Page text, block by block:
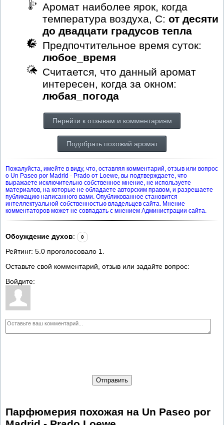
Аромат наиболее ярок, когда
температура воздуха, С: от десяти
до двадцати градусов тепла
Предпочтительное время суток:
любое_время
Считается, что данный аромат
интересен, когда за окном:
любая_погода
Перейти к отзывам и комментариям
Подобрать похожий аромат
Пожалуйста, имейте в виду, что, оставляя комментарий, отзыв или вопрос
о Un Paseo por Madrid - Prado от Loewe, вы подтверждаете, что
выражаете исключительно собственное мнение, не используете
материалов, на которые не обладаете авторским правом, и разрешаете
публикацию написанного вами. Опубликованное становится
интеллектуальной собственностью владельцев сайта. Мнение
комментаторов может не совпадать с мнением Администрации сайта.
Обсуждение духов: 0
Рейтинг: 5.0 проголосовало 1
Оставьте свой комментарий, отзыв или задайте вопрос:
Войдите:
Отправить
Парфюмерия похожая на Un Paseo por